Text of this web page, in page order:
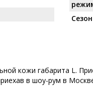
Сезон
кожи габарита L.
в шоу-рум в